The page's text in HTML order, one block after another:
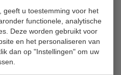
geeft u toestemming voor het
functionele, analytische
Deze worden gebruikt voor
en het personaliseren van
dan op "Instellingen" om uw
zijn voor de overwinning met 3
van vorig jaar, onze medeleden
Senioren 2) . Er speelden
mee waarvan enkele